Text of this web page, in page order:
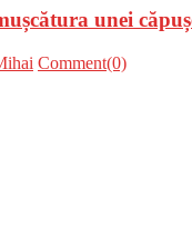
unei
Comment(0)